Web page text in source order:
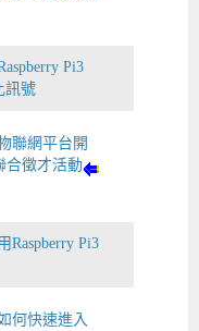
Pi3
訊號
聯網平台開
合徵才活動
Raspberry Pi3
何快速進入